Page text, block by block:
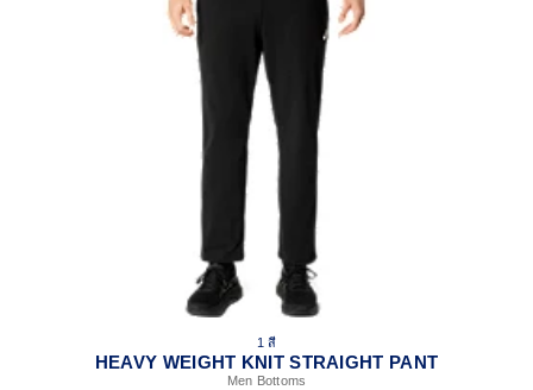
1 สี
HEAVY WEIGHT KNIT STRAIGHT PANT
Men Bottoms